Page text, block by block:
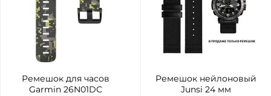
Ремешок для часов
Garmin 26N01DC
Ремешок нейлоновый
Junsi 24 мм